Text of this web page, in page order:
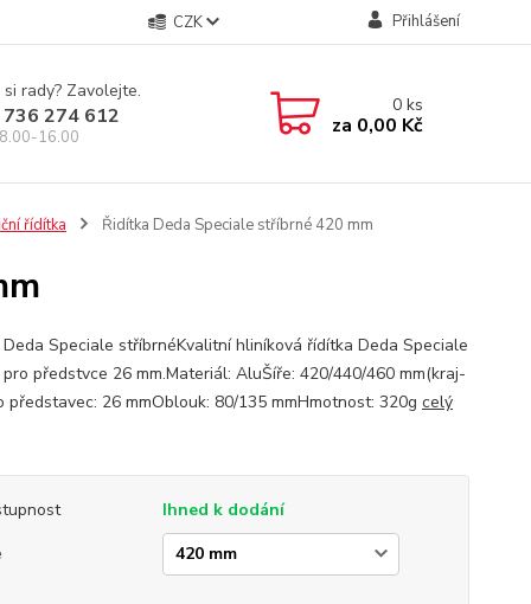
CZK Přihlášení
rady? Zavolejte.
274 612
16.00
0ks
za 0,00 Kč
řídítka Řidítka Deda Speciale stříbrné 420 mm
Deda Speciale stříbrnéKvalitní hliníková řídítka Deda Speciale
předstvce 26 mm.Materiál: AluŠíře: 420/440/460 mm(kraj-
představec: 26 mmOblouk: 80/135 mmHmotnost: 320g celý
Ihned k dodání